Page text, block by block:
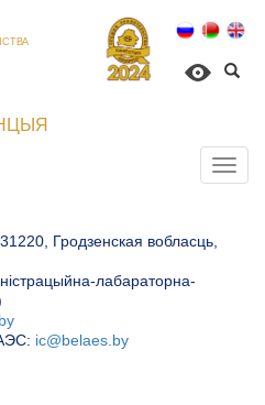
Гродзенская вобласць,
лабараторна-
ic@belaes.by